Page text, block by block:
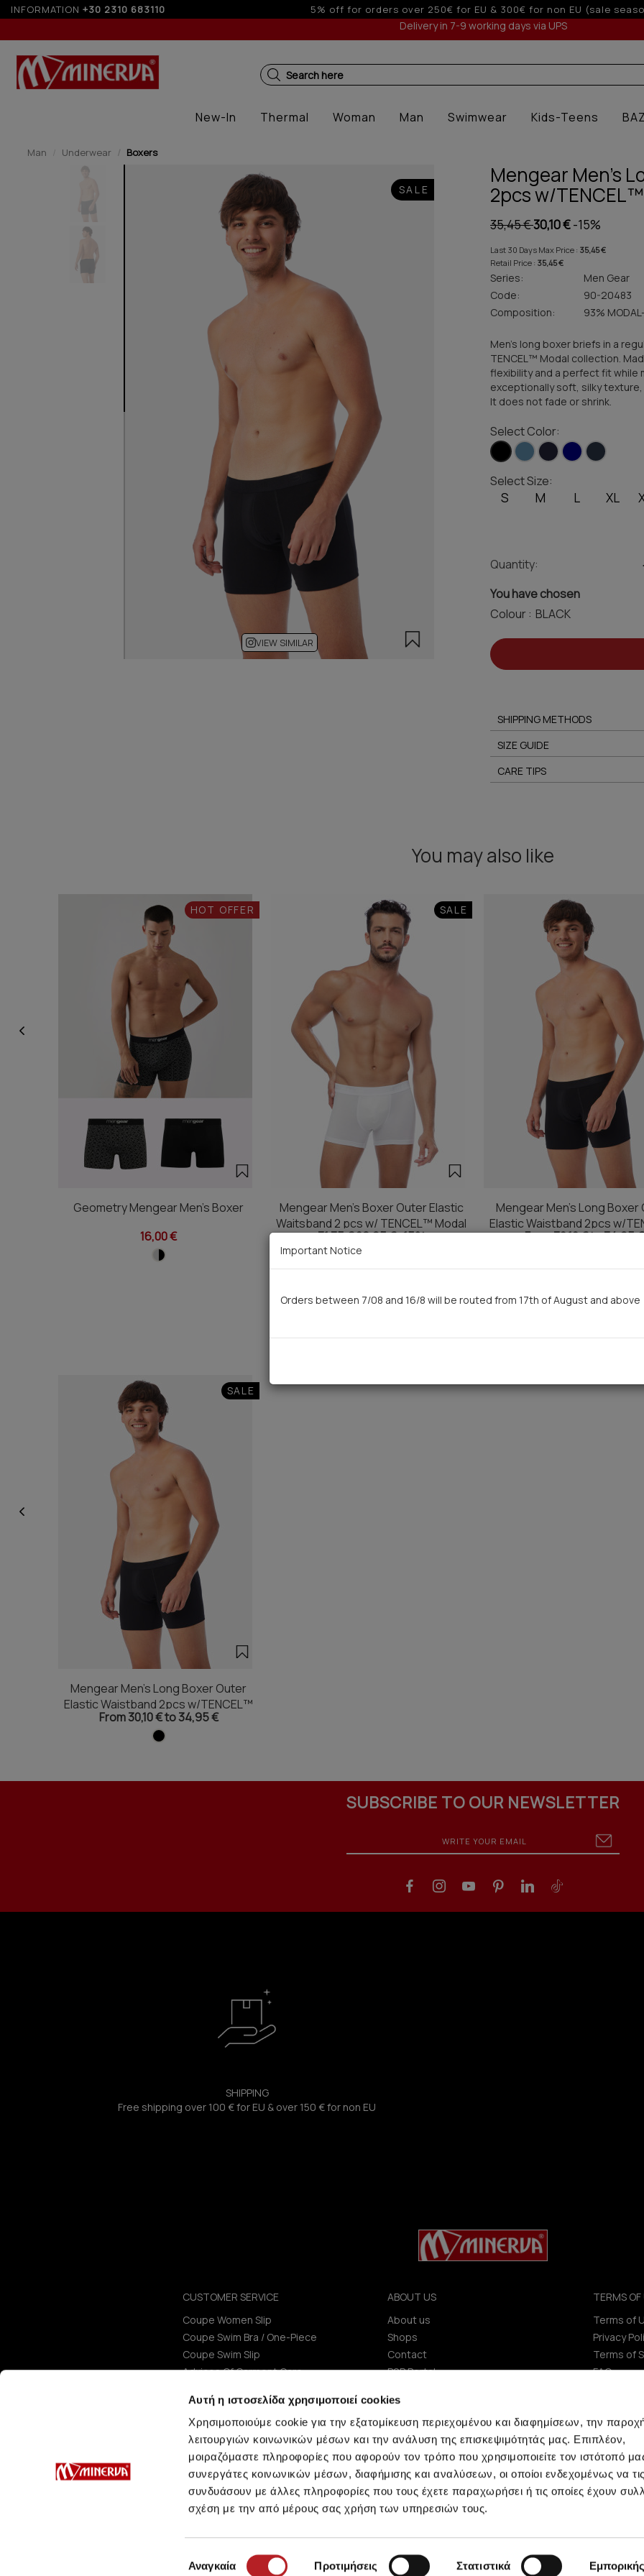
Αυτή η ιστοσελίδα χρησιμοποιεί cookies
Χρησιμοποιούμε cookie για την εξατομίκευση περιεχομένου και διαφημίσεων, την
λειτουργιών κοινωνικών μέσων και την ανάλυση της επισκεψιμότητάς μας. Επιπλέον,
μοιραζόμαστε πληροφορίες που αφορούν τον τρόπο που χρησιμοποιείτε τον ιστότοπό
συνεργάτες κοινωνικών μέσων, διαφήμισης και αναλύσεων, οι οποίοι ενδεχομένως να
συνδυάσουν με άλλες πληροφορίες που τους έχετε παραχωρήσει ή τις οποίες έχουν
σχέση με την από μέρους σας χρήση των υπηρεσιών τους.
Αναγκαία Προτιμήσεις Στατιστικά
INFORMATION +30 2310 683110
for EU & 300€ for non EU (sale season) Up to 6 interest-free installments with credit cards for
Delivery in 7-9 working days via UPS
Search here
New-In Thermal Woman Man Swimwear Kids-Teens
Man Underwear Boxers
SALE
VIEW SIMILAR
Mengear Men's
2pcs w/
35,45 €30,10 €-15%
Last 30 Days Max Price : 35,45 €
Retail Price : 35,45 €
Series:
Men Gear
Code:
90-20483
Composition:
93%
Men's long boxer briefs in a
TENCEL™ Modal collection.
flexibility and a perfect fit while
exceptionally soft, silky
It does not fade or shrink.
Select Color:
Select Size:
S M L XL
Quantity:
You have chosen
Colour :
SHIPPING METHODS
SIZE GUIDE
CARE TIPS
You may also like
HOT OFFER
Geometry Mengear Men's Boxer
16,00 €
SALE
Mengear Men's Boxer Outer Elastic
Waitsband 2 pcs w/ TENCEL™ Modal
31,75 €26,95 €-15%
Mengear Men's Long Boxer
Elastic Waistband 2pcs w/
From 30,10 € to 34,95 €
You saw recently
SALE
Mengear Men's Long Boxer Outer
Elastic Waistband 2pcs w/TENCEL™
Modal
From 30,10 € to 34,95 €
SUBSCRIBE TO OUR NEWSLETTER
SHIPPING
Free shipping over 100 € for EU & over 150 € for non EU
CUSTOMER SERVICE
Coupe Women Slip
Coupe Swim Bra / One-Piece
Coupe Swim Slip
Advices Of Garment Care
ABOUT US
About us
Shops
Contact
B2B Portal
ΑΝΑΚΟΙΝΩΣΕΙΣ ΧΑΑ
Company
TERMS
Terms of
Privacy
Terms of
FAQ
Minerva © 2009 - 2026 Minerva, All rights reserved.
Important Notice
Orders between 7/08 and 16/8 will be routed from 17th of August and above